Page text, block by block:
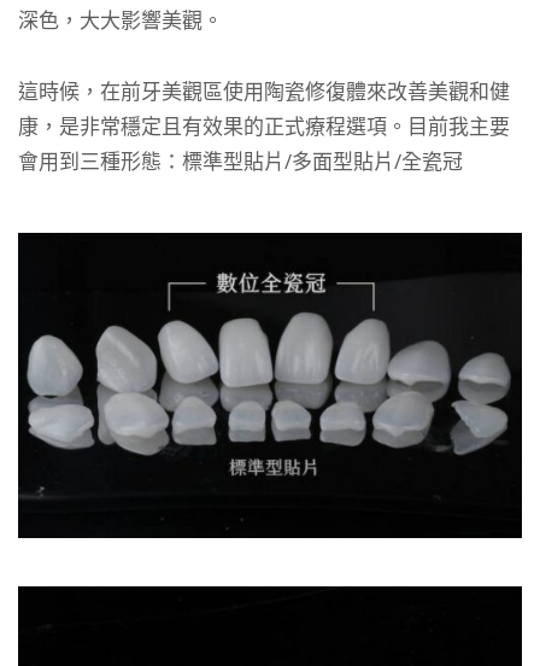
深色，大大影響美觀。
這時候，在前牙美觀區使用陶瓷修復體來改善美觀和健
康，是非常穩定且有效果的正式療程選項。目前我主要
會用到三種形態：標準型貼片/多面型貼片/全瓷冠